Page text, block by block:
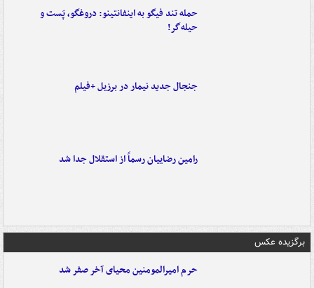
حمله تند فیگو به اینفانتینو: دروغگو، پَست‌ و
حیله‌گر!
جنجال جدید نیمار در برزیل +فیلم
رامین رضاییان رسماً از استقلال جدا شد
برگزیده عکس
حرم امیرالمومنین محیای آخر صفر شد